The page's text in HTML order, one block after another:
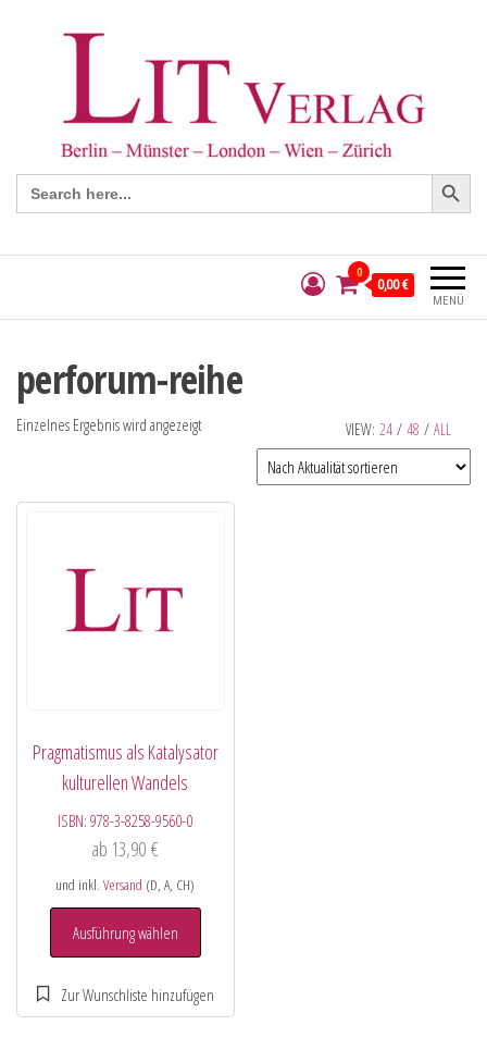
Search
for:
Search Button
MENÜ
0
0,00 €
perforum-reihe
VIEW: 24 / 48 / ALL
Einzelnes Ergebnis wird angezeigt
Pragmatismus als Katalysator
kulturellen Wandels
ISBN:978-3-8258-9560-0
ab 13,90€
und inkl.Versand (D, A, CH)
Ausführung wählen